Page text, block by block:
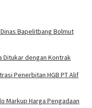
Bapelitbang Bolmut
Ditukar dengan Kontrak
Penerbitan HGB PT Alif
Markup Harga Pengadaan